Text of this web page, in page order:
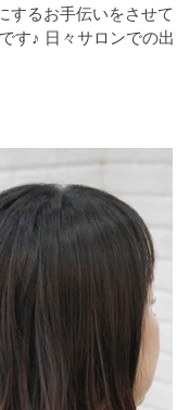
するお手伝いをさせて
す♪ 日々サロンでの出